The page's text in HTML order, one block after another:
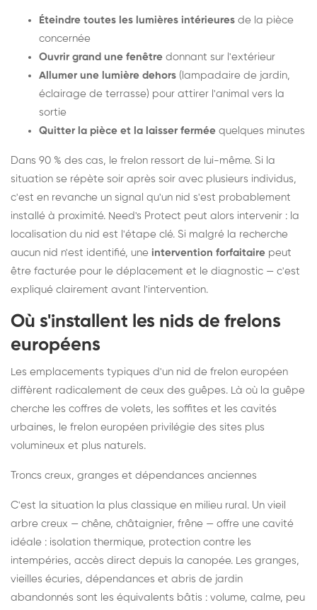
Éteindre toutes les lumières intérieures de la pièce
concernée
Ouvrir grand une fenêtre donnant sur l'extérieur
Allumer une lumière dehors (lampadaire de jardin,
éclairage de terrasse) pour attirer l'animal vers la
sortie
Quitter la pièce et la laisser fermée quelques minutes
Dans 90 % des cas, le frelon ressort de lui-même. Si la
situation se répète soir après soir avec plusieurs individus,
c'est en revanche un signal qu'un nid s'est probablement
installé à proximité. Need's Protect peut alors intervenir : la
localisation du nid est l'étape clé. Si malgré la recherche
aucun nid n'est identifié, une intervention forfaitaire peut
être facturée pour le déplacement et le diagnostic — c'est
expliqué clairement avant l'intervention.
Où s'installent les nids de frelons
européens
Les emplacements typiques d'un nid de frelon européen
diffèrent radicalement de ceux des guêpes. Là où la guêpe
cherche les coffres de volets, les soffites et les cavités
urbaines, le frelon européen privilégie des sites plus
volumineux et plus naturels.
Troncs creux, granges et dépendances anciennes
C'est la situation la plus classique en milieu rural. Un vieil
arbre creux — chêne, châtaignier, frêne — offre une cavité
idéale : isolation thermique, protection contre les
intempéries, accès direct depuis la canopée. Les granges,
vieilles écuries, dépendances et abris de jardin
abandonnés sont les équivalents bâtis : volume, calme, peu